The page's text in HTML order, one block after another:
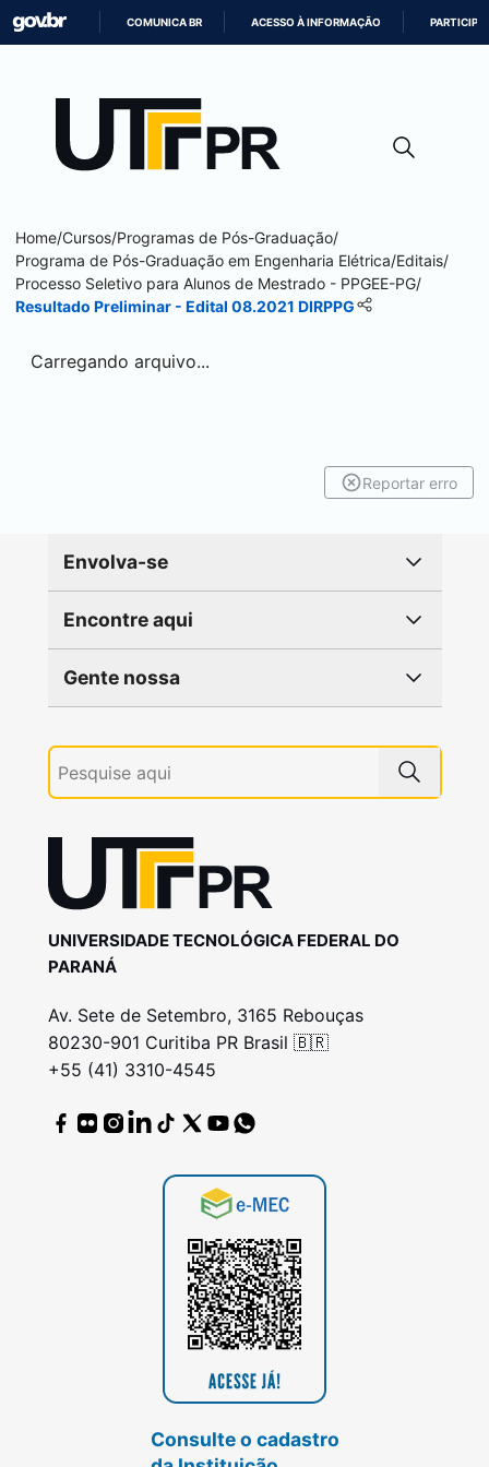
CONTEÚDO
COMUNICA BR ACESSO À INFORMAÇÃO PARTICIPE
Home/Cursos/Programas de Pós-Graduação/
Programa de Pós-Graduação em Engenharia Elétrica/Editais/
Processo Seletivo para Alunos de Mestrado - PPGEE-PG/
Resultado Preliminar - Edital 08.2021 DIRPPG
Carregando arquivo...
Reportar erro
Envolva-se
Encontre aqui
Gente nossa
UNIVERSIDADE TECNOLÓGICA FEDERAL DO
PARANÁ
Av. Sete de Setembro, 3165 Rebouças
80230-901 Curitiba PR Brasil 🇧🇷
+55 (41) 3310-4545
Consulte o cadastro